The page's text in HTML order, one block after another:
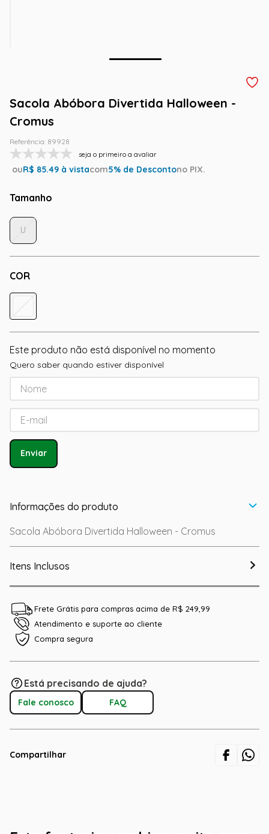
Sacola Abóbora Divertida Halloween -
Cromus
Referência: 89928
seja o primeiro a avaliar
ouR$ 85.49 à vistacom5% de Descontono PIX.
Tamanho
COR
U
Este produto não está disponível no momento
Quero saber quando estiver disponível
Enviar
Informações do produto
Sacola Abóbora Divertida Halloween - Cromus
Itens Inclusos
Frete Grátis para compras acima de R$ 249,99
Atendimento e suporte ao cliente
Compra segura
Está precisando de ajuda?
Fale conosco FAQ
Compartilhar